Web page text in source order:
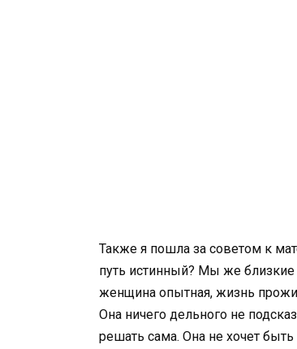
Также я пошла за советом к
путь истинный? Мы же
женщина опытная, жизнь
Она ничего дельного не
решать сама. Она не хочет